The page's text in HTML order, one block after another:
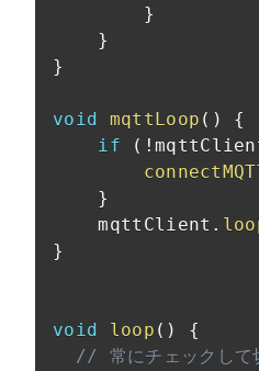
}
}
}
void mqttLoop ( )
{
if
( !
}
    mqttClient
.
}
void loop ( )
{
// 常にチェックして